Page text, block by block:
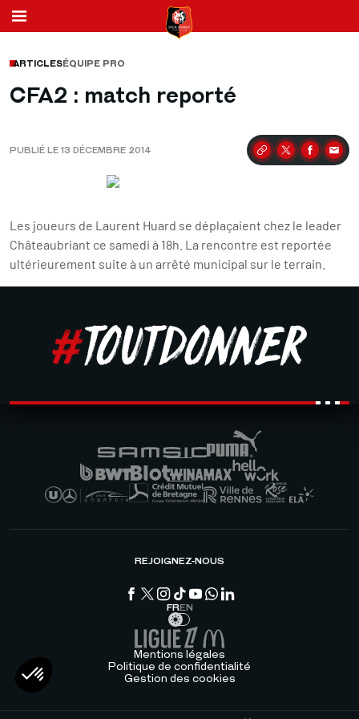
ARTICLESÉQUIPE PRO
CFA2 : match reporté
PUBLIÉ LE 13 DÉCEMBRE 2014 Partager
Les joueurs de Laurent Huard se déplaçaient chez le leader
Châteaubriant ce samedi à 18h. La rencontre est reportée
ultérieurement suite à un arrêté municipal sur le terrain.
REJOIGNEZ-NOUS
FREN
Mentions légales
Politique de confidentialité
Gestion des cookies